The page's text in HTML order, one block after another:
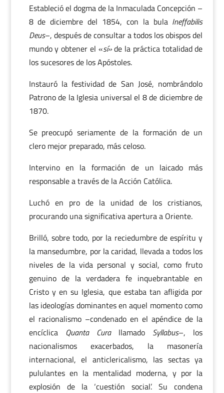
Estableció el dogma de la Inmaculada Concepción –
8 de diciembre del 1854, con la bula Ineffabilis
Deus–, después de consultar a todos los obispos del
mundo y obtener el «sí»de la práctica totalidad de
los sucesores de los Apóstoles.
Instauró la festividad de San José, nombrándolo
Patrono de la Iglesia universal el 8 de diciembre de
1870.
Se preocupó seriamente de la formación de un
clero mejor preparado, más celoso.
Intervino en la formación de un laicado más
responsable a través de la Acción Católica.
Luchó en pro de la unidad de los cristianos,
procurando una significativa apertura a Oriente.
Brilló, sobre todo, por la reciedumbre de espíritu y
la mansedumbre, por la caridad, llevada a todos los
niveles de la vida personal y social, como fruto
genuino de la verdadera fe inquebrantable en
Cristo y en su Iglesia, que estaba tan afligida por
las ideologías dominantes en aquel momento como
el racionalismo –condenado en el apéndice de la
encíclica Quanta Curallamado Syllabus–, los
nacionalismos exacerbados, la masonería
internacional, el anticlericalismo, las sectas ya
pululantes en la mentalidad moderna, y por la
explosión de la ‘cuestión social’. Su condena